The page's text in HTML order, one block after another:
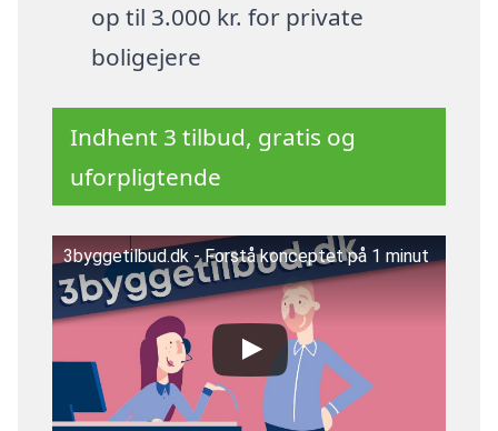
op til 3.000 kr. for private
boligejere
Indhent 3 tilbud, gratis og
uforpligtende
3byggetilbud.dk - Forstå konceptet på 1 minut